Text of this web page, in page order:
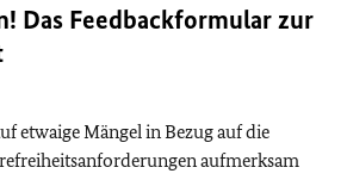
Das Feedbackformular zur
etwaige Mängel in Bezug auf die
aufmerksam